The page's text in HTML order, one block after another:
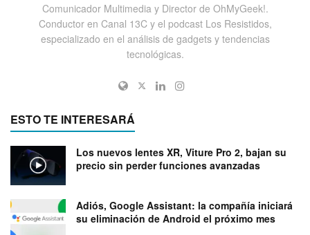
Comunicador Multimedia y Director de OhMyGeek!.
Conductor en Canal 13C y el podcast Los Resistidos,
especializado en el análisis de gadgets y tendencias
tecnológicas.
ESTO TE INTERESARÁ
Los nuevos lentes XR, Viture Pro 2, bajan su
precio sin perder funciones avanzadas
Adiós, Google Assistant: la compañía iniciará
su eliminación de Android el próximo mes